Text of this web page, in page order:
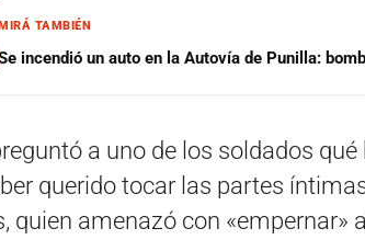
TAMBIÉN
incendió un auto en la Autovía de Punilla:
a uno de los soldados
querido tocar las partes
quien amenazó con «empernar»